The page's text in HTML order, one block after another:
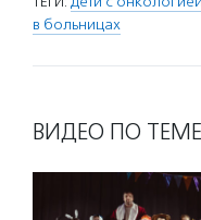
в больницах
ВИДЕО ПО ТЕМЕ